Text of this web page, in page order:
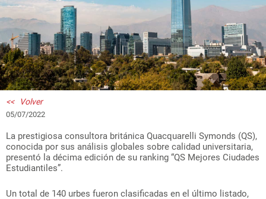
<< Volver
05/07/2022
La prestigiosa consultora británica Quacquarelli Symonds (QS),
conocida por sus análisis globales sobre calidad universitaria,
presentó la décima edición de su ranking “QS Mejores Ciudades
Estudiantiles”.
Un total de 140 urbes fueron clasificadas en el último listado,